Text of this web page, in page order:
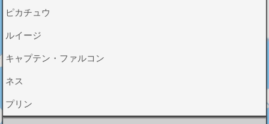
ピカチュウ
ルイージ
キャプテン・ファルコン
ネス
プリン